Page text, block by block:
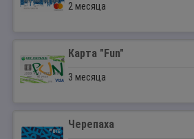
2 месяца
Карта "Fun"
3 месяца
Черепаха